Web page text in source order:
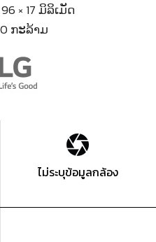
× 17 ມິລິເມັດ
ກະລ້າມ
ไม่ระบุข้อมูลกล้อง